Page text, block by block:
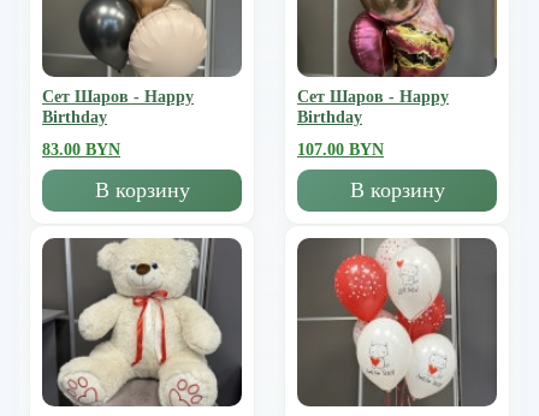
Сет Шаров - Happy
Birthday
83.00 BYN
В корзину
Сет Шаров - Happy
Birthday
107.00 BYN
В корзину